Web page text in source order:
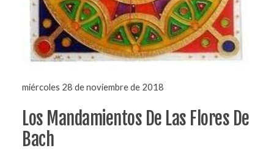
miércoles 28 de noviembre de 2018
Los Mandamientos De Las Flores De
Bach